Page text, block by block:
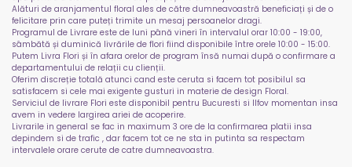
Alături de aranjamentul floral ales de către dumneavoastră beneficiați și de o
felicitare prin care puteți trimite un mesaj persoanelor dragi.
Programul de Livrare este de luni până vineri în intervalul orar 10:00 - 19:00,
sâmbătă și duminică livrările de flori fiind disponibile între orele 10:00 - 15:00.
Putem Livra Flori și în afara orelor de program însă numai după o confirmare a
departamentului de relații cu clienții.
Oferim discreție totală atunci cand este ceruta si facem tot posibilul sa
satisfacem si cele mai exigente gusturi in materie de design Floral.
Serviciul de livrare Flori este disponibil pentru Bucuresti si Ilfov momentan insa
avem in vedere largirea ariei de acoperire.
Livrarile in general se fac in maximum 3 ore de la confirmarea platii insa
depindem si de trafic , dar facem tot ce ne sta in putinta sa respectam
intervalele orare cerute de catre dumneavoastra.